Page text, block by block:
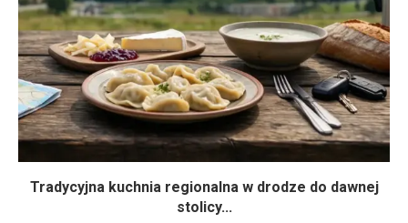
Tradycyjna kuchnia regionalna w drodze do dawnej
stolicy...